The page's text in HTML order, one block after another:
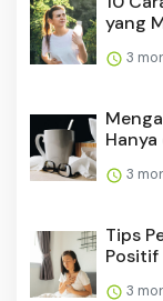
yang
3
Hanya
3
Tips
Positif
3